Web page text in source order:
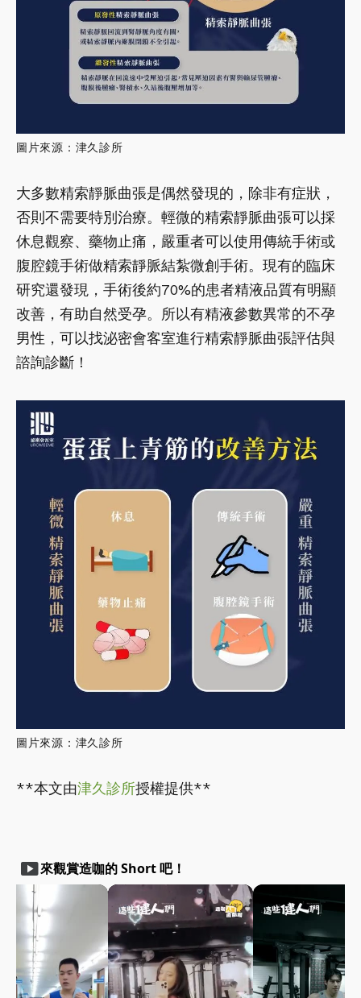
圖片來源：津久診所
大多數精索靜脈曲張是偶然發現的，除非有症狀，
否則不需要特別治療。輕微的精索靜脈曲張可以採
休息觀察、藥物止痛，嚴重者可以使用傳統手術或
腹腔鏡手術做精索靜脈結紮微創手術。現有的臨床
研究還發現，手術後約70%的患者精液品質有明顯
改善，有助自然受孕。所以有精液參數異常的不孕
男性，可以找泌密會客室進行精索靜脈曲張評估與
諮詢診斷！
圖片來源：津久診所
**本文由津久診所授權提供**
smart_display來觀賞造咖的 Short 吧！